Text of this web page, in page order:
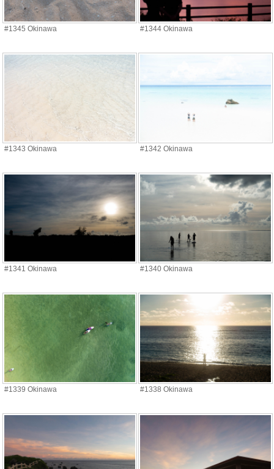
#1345 Okinawa #1344 Okinawa
#1343 Okinawa #1342 Okinawa
#1341 Okinawa #1340 Okinawa
#1339 Okinawa #1338 Okinawa